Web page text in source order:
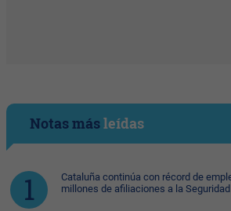
Notas másleídas
Cataluña continúa con récord de
millones de afiliaciones a la Seguridad